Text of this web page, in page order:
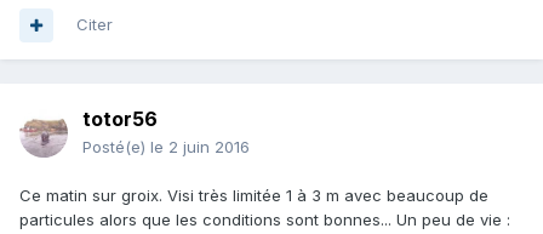
Citer
totor56
Posté(e) le 2 juin 2016
Ce matin sur groix. Visi très limitée 1 à 3 m avec beaucoup de
particules alors que les conditions sont bonnes... Un peu de vie :